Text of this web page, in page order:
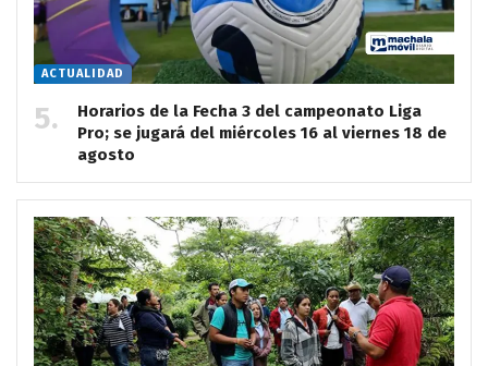
ACTUALIDAD
Horarios de la Fecha 3 del campeonato Liga
Pro; se jugará del miércoles 16 al viernes 18 de
agosto